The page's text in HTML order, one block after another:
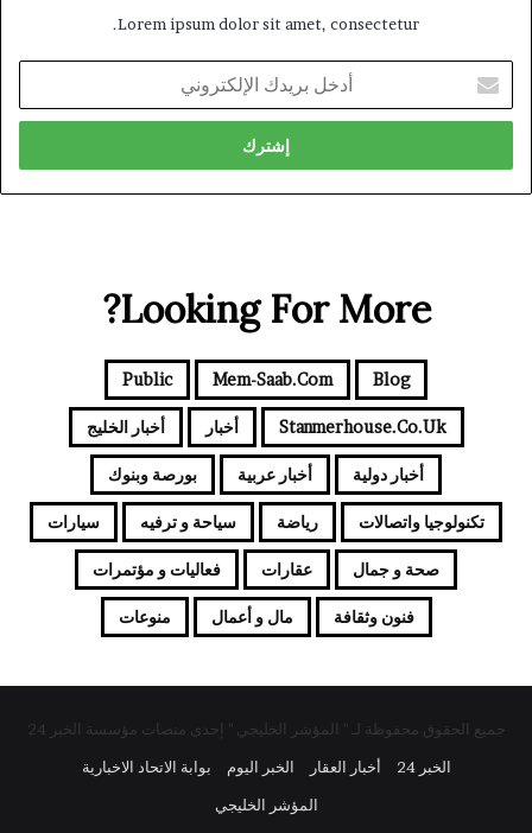
Lorem ipsum dolor sit amet, consectetur.
بريدك
الإلكتروني
Looking For More?
Blog
Mem-Saab.com
Public
Stanmerhouse.co.uk أخبار أخبار الخليج
أخبار دولية أخبار عربية بورصة وبنوك
تكنولوجيا واتصالات رياضة سياحة و ترفيه سيارات
صحة و جمال عقارات فعاليات و مؤتمرات
فنون وثقافة مال و أعمال منوعات
جميع الحقوق محفوظة لـ " المؤشر الخليجي " إحدى منصات مؤسسة الخبر 24
الخبر 24
أخبار العقار الخبر اليوم
بوابة الاتحاد الاخبارية
المؤشر الخليجي